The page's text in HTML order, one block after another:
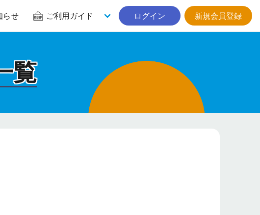
らせ ご利用ガイド ログイン 新規会員登録
覧